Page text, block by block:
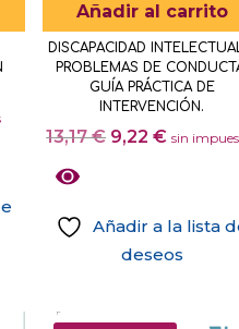
la
página
de
producto
Añadir al carrito
DISCAPACIDAD
PROBLEMAS DE
GUÍA PRÁCTICA DE
INTERVENCIÓN.
13,17€ El
era:
13,17 €.
9,22€El
es:
9,22 €.
sin
Añadir a la lista
deseos